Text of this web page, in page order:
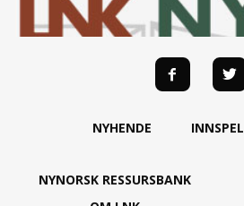
NYHENDE INNSPEL
NYNORSK RESSURSBANK